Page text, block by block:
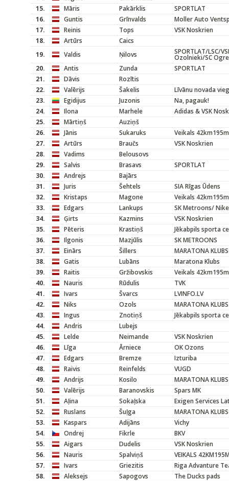
15.
Māris Pakārklis
SPORTLAT
16.
Guntis Grīnvalds
Moller Auto
17.
Reinis Tops
VSK Noskrien
18.
Artūrs
Caics
19.
Valdis Ņilovs SPORTLAT/LSC/
Ozolnieki/SC Ogre
20.
Antis Zunda
SPORTLAT
21.
Dāvis
Rozītis
22.
Valērijs Šakelis
Līvānu novada
23.
Egidijus Juzonis
Na, pagauk!
24.
Ilona Marhele
Adidas & VSK
25.
Mārtiņš
Auziņš
26.
Jānis Sukaruks
Veikals 42km195m
27.
Artūrs Braučs
VSK Noskrien
28.
Vadims
Belousovs
29.
Salvis Brasavs
SPORTLAT
30.
Andrejs
Bajārs
31.
Juris Šehtels
SIA Rīgas Ūdens
32.
Kristaps Magone
Veikals 42km195m
33.
Edgars Lankups
SK Metroons/ Nike
34.
Ģirts Kazmins
VSK Noskrien
35.
Pēteris Krastiņš
Jēkabpils sporta
36.
Ilgonis Mazjūlis
SK METROONS
37.
Einārs Šillers
MARATONA KLUBS
38.
Gatis Lubāns
Maratona Klubs
39.
Raitis Gržibovskis
Veikals 42km195m
40.
Nauris Rūdulis
TVK
41.
Ivars Švarcs
LVINFO.LV
42.
Niks Ozols
MARATONA KLUBS
43.
Ingus Znotiņš
Jēkabpils sporta
44.
Andris
Lubejs
45.
Lelde Neimande
VSK Noskrien
46.
Līga Ārniece
OK Ozons
47.
Edgars Bremze
Izturiba
48.
Raivis Reinfelds
VUGD
49.
Andrijs Kosilo
MARATONA KLUBS
50.
Valērijs Baranovskis
Spars MK
51.
Aļina Sokaļska
Exigen Services
52.
Ruslans Šuļga
MARATONA KLUBS
53.
Kaspars Adijāns
Vichy
54.
Ondrej Fikrle
BKV
55.
Aigars Dudelis
VSK Noskrien
56.
Nauris Spalviņš
VEIKALS
57.
Ivars Griezitis
Riga Advanture
58.
Aleksejs Sapogovs
The Ducks pads